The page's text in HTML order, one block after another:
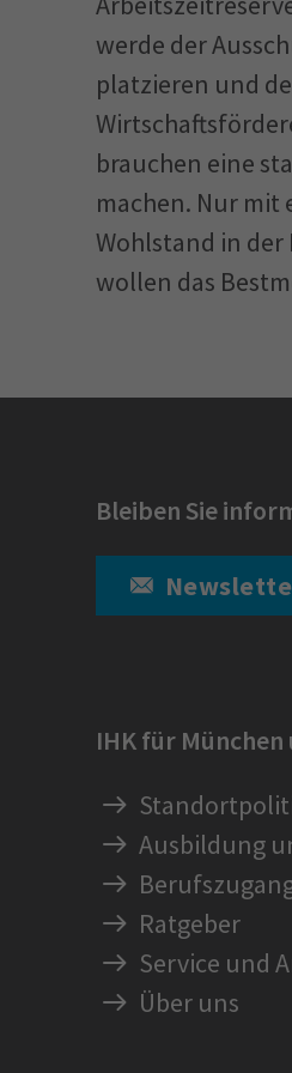
werde der
platzieren und
brauchen eine
machen. Nur mit
Wohlstand in der
wollen das
Bleiben Sie
IHK für
Ausbildung
Ratgeber
Service und
Über uns